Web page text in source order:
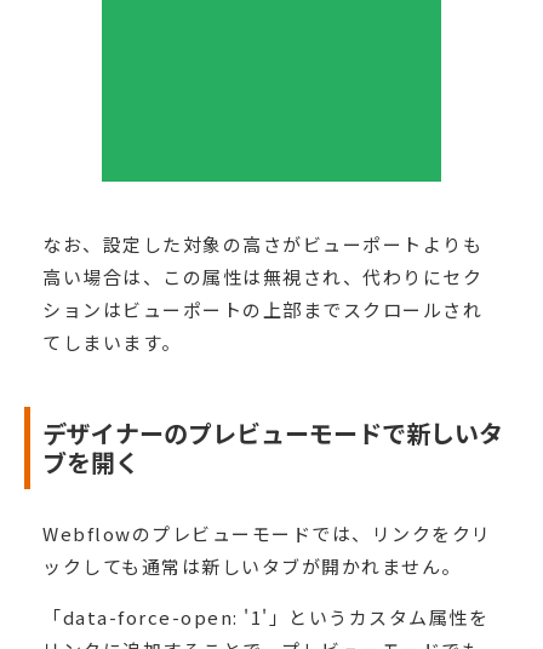
なお、設定した対象の高さがビューポートよりも
高い場合は、この属性は無視され、代わりにセク
ションはビューポートの上部までスクロールされ
てしまいます。
デザイナーのプレビューモードで新しいタ
ブを開く
Webflowのプレビューモードでは、リンクをクリ
ックしても通常は新しいタブが開かれません。
「data-force-open: '1'」というカスタム属性を